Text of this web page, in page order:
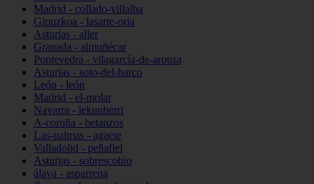
Madrid - collado-villalba
Gipuzkoa - lasarte-oria
Asturias - aller
Granada - almuñécar
Pontevedra - vilagarcía-de-arousa
Asturias - soto-del-barco
León - león
Madrid - el-molar
Navarra - lekunberri
A-coruña - betanzos
Las-palmas - agaete
Valladolid - peñafiel
Asturias - sobrescobio
álava - asparrena